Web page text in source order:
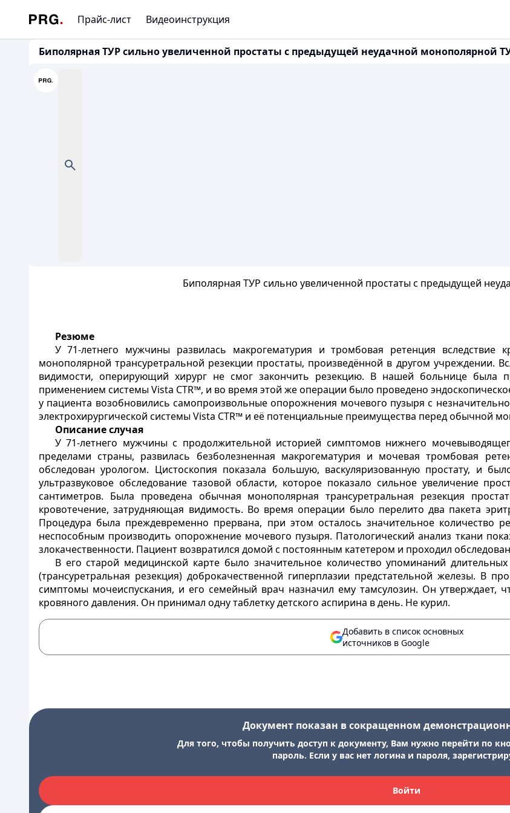
Прайс-лист Видеоинструкция
Биполярная ТУР сильно увеличенной простаты с предыдущей неудачной монополярной
Биполярная ТУР сильно увеличенной простаты с предыдущей
Резюме
У 71-летнего мужчины развилась макрогематурия и тромбовая ретенция вследствие
монополярной трансуретральной резекции простаты, произведённой в другом учреждении.
видимости, оперирующий хирург не смог закончить резекцию. В нашей больнице была
применением системы Vista CTR™, и во время этой же операции было проведено
у пациента возобновились самопроизвольные опорожнения мочевого пузыря с
электрохирургической системы Vista CTR™ и её потенциальные преимущества перед обычной
Описание случая
У 71-летнего мужчины с продолжительной историей симптомов нижнего
пределами страны, развилась безболезненная макрогематурия и мочевая тромбовая
обследован урологом. Цистоскопия показала большую, васкуляризованную простату, и
ультразвуковое обследование тазовой области, которое показало сильное увеличение
сантиметров. Была проведена обычная монополярная трансуретральная резекция
кровотечение, затрудняющая видимость. Во время операции было перелито два пакета
Процедура была преждевременно прервана, при этом осталось значительное количество
неспособным производить опорожнение мочевого пузыря. Патологический анализ ткани
злокачественности. Пациент возвратился домой с постоянным катетером и проходил
В его старой медицинской карте было значительное количество упоминаний
(трансуретральная резекция) доброкачественной гиперплазии предстательной железы. В
симптомы мочеиспускания, и его семейный врач назначил ему тамсулозин. Он утверждает,
кровяного давления. Он принимал одну таблетку детского аспирина в день. Не курил.
Добавить в список основных
источников в Google
Документ показан в сокращенном
Для того, чтобы получить доступ к документу, Вам нужно перейти по
пароль. Если у вас нет логина и пароля,
Войти